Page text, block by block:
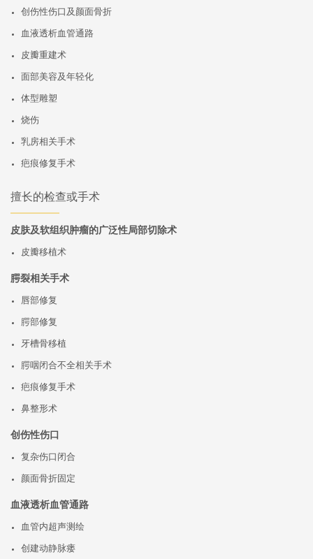
创伤性伤口及颜面骨折
血液透析血管通路
皮瓣重建术
面部美容及年轻化
体型雕塑
烧伤
乳房相关手术
疤痕修复手术
擅长的检查或手术
皮肤及软组织肿瘤的广泛性局部切除术
皮瓣移植术
腭裂相关手术
唇部修复
腭部修复
牙槽骨移植
腭咽闭合不全相关手术
疤痕修复手术
鼻整形术
创伤性伤口
复杂伤口闭合
颜面骨折固定
血液透析血管通路
血管内超声测绘
创建动静脉瘘